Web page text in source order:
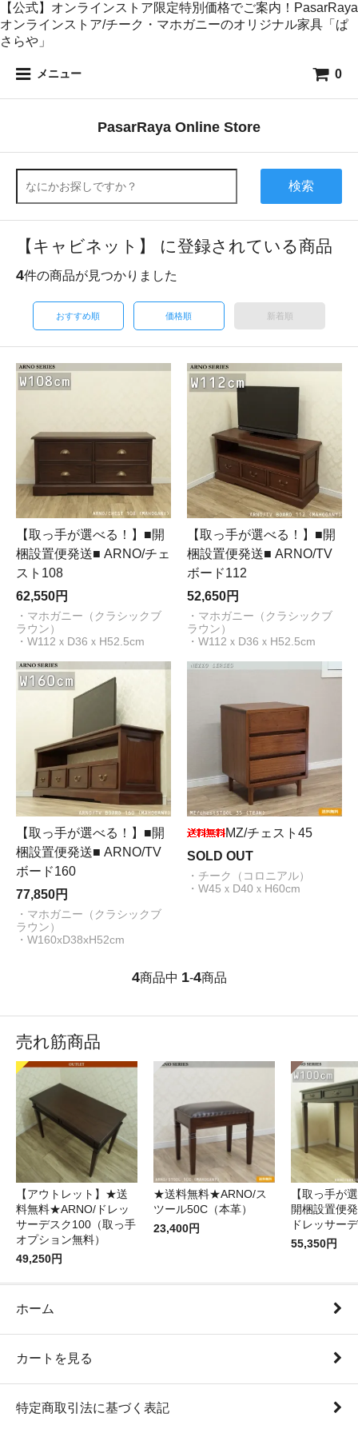
【公式】オンラインストア限定特別価格でご案内！PasarRaya
オンラインストア/チーク・マホガニーのオリジナル家具「ぱ
さらや」
メニュー 0
PasarRaya Online Store
検索
【キャビネット】 に登録されている商品
4件の商品が見つかりました
おすすめ順 価格順 新着順
【取っ手が選べる！】■開
梱設置便発送■ ARNO/チェ
スト108
62,550円
・マホガニー（クラシックブ
ラウン）
・W112ｘD36ｘH52.5cm
【取っ手が選べる！】■開
梱設置便発送■ ARNO/TV
ボード112
52,650円
・マホガニー（クラシックブ
ラウン）
・W112ｘD36ｘH52.5cm
【取っ手が選べる！】■開
梱設置便発送■ ARNO/TV
ボード160
77,850円
・マホガニー（クラシックブ
ラウン）
・W160xD38xH52cm
MZ/チェスト45
SOLD OUT
・チーク（コロニアル）
・W45ｘD40ｘH60cm
4商品中 1-4商品
売れ筋商品
【アウトレット】★送
料無料★ARNO/ドレッ
サーデスク100（取っ手
オプション無料）
49,250円
★送料無料★ARNO/ス
ツール50C（本革）
23,400円
【取っ手が
開梱設置便
ドレッサー
55,350円
ホーム
カートを見る
特定商取引法に基づく表記